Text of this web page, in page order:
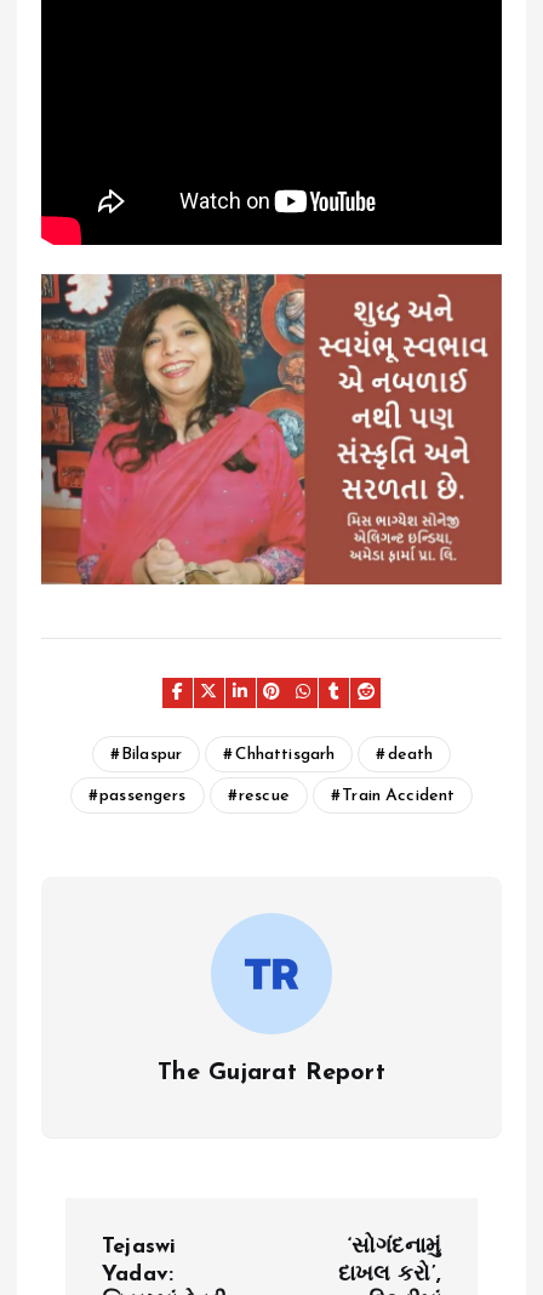
Bilaspur Chhattisgarh death
passengers rescue Train Accident
The Gujarat Report
Tejaswi
Yadav:
‘સોગંદનામું
દાખલ કરો’,